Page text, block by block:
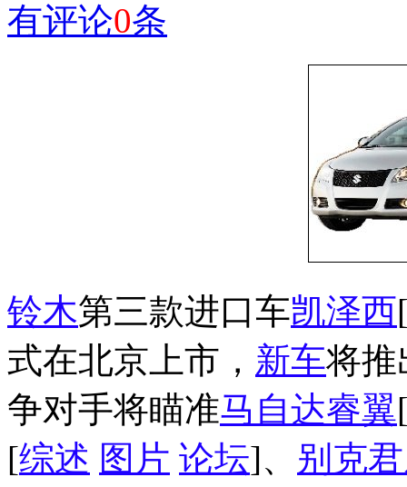
有评论0条
铃木第三款进口车凯泽西
式在北京上市， 新车将推
争对手将瞄准马自达睿翼
[综述 图片 论坛]、 别克